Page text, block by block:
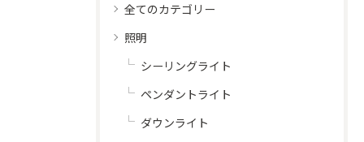
全てのカテゴリー
照明
シーリングライト
ペンダントライト
ダウンライト